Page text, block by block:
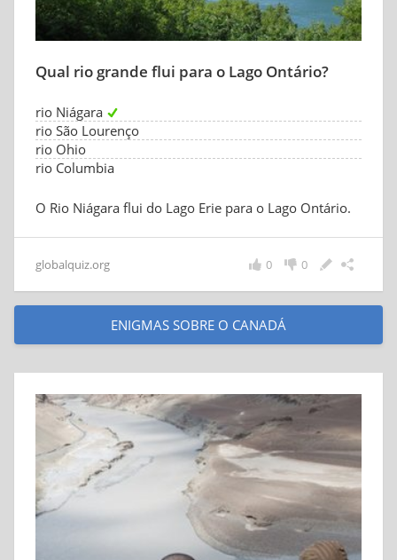
Qual rio grande flui para o Lago Ontário?
rio Niágara
rio São Lourenço
rio Ohio
rio Columbia
O Rio Niágara flui do Lago Erie para o Lago Ontário.
globalquiz.org 0
0
ENIGMAS SOBRE O CANADÁ